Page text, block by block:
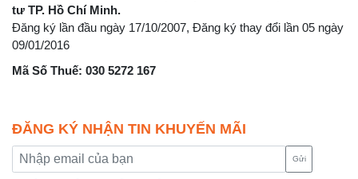
tư TP. Hồ Chí Minh.
Đăng ký lần đầu ngày 17/10/2007, Đăng ký thay đổi lần 05 ngày
09/01/2016
Mã Số Thuế: 030 5272 167
ĐĂNG KÝ NHẬN TIN KHUYẾN MÃI
Gửi